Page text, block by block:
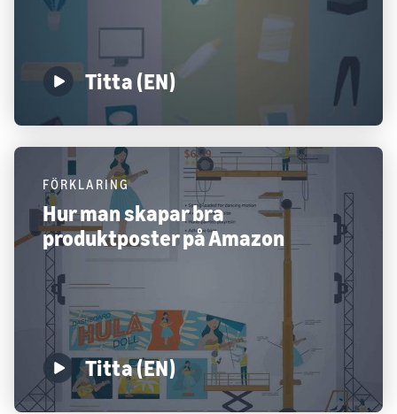
Titta (EN)
FÖRKLARING
Hur man skapar bra
produktposter på Amazon
Titta (EN)